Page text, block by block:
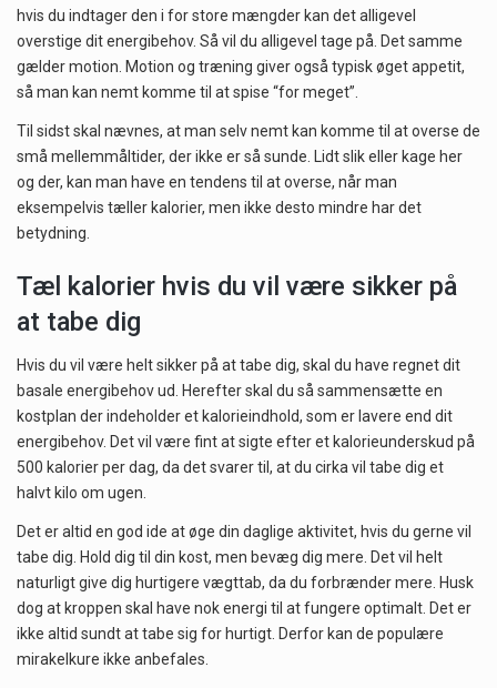
hvis du indtager den i for store mængder kan det alligevel
overstige dit energibehov. Så vil du alligevel tage på. Det samme
gælder motion. Motion og træning giver også typisk øget appetit,
så man kan nemt komme til at spise “for meget”.
Til sidst skal nævnes, at man selv nemt kan komme til at overse de
små mellemmåltider, der ikke er så sunde. Lidt slik eller kage her
og der, kan man have en tendens til at overse, når man
eksempelvis tæller kalorier, men ikke desto mindre har det
betydning.
Tæl kalorier hvis du vil være sikker på
at tabe dig
Hvis du vil være helt sikker på at tabe dig, skal du have regnet dit
basale energibehov ud. Herefter skal du så sammensætte en
kostplan der indeholder et kalorieindhold, som er lavere end dit
energibehov. Det vil være fint at sigte efter et kalorieunderskud på
500 kalorier per dag, da det svarer til, at du cirka vil tabe dig et
halvt kilo om ugen.
Det er altid en god ide at øge din daglige aktivitet, hvis du gerne vil
tabe dig. Hold dig til din kost, men bevæg dig mere. Det vil helt
naturligt give dig hurtigere vægttab, da du forbrænder mere. Husk
dog at kroppen skal have nok energi til at fungere optimalt. Det er
ikke altid sundt at tabe sig for hurtigt. Derfor kan de populære
mirakelkure ikke anbefales.